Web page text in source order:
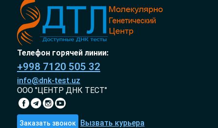
Телефон горячей линии:
+998 7120 505 32
info@dnk-test.uz
ООО "ЦЕНТР ДНК ТЕСТ"
Заказать звонок Вызвать курьера